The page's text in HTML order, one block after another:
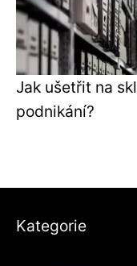
Jak ušetřit na
podnikání?
Kategorie